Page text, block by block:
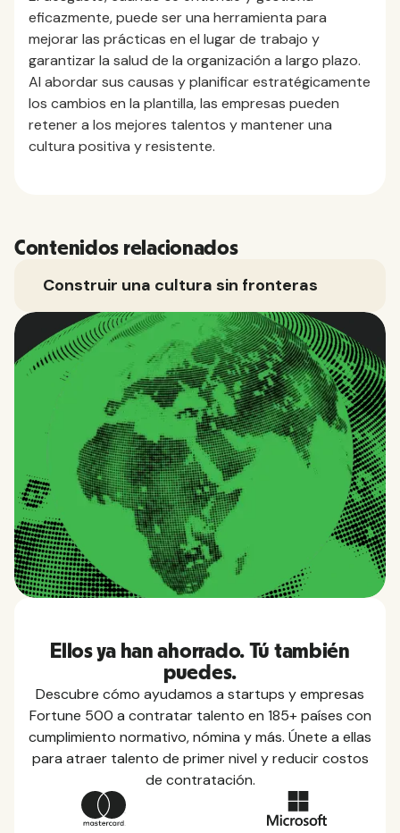
eficazmente, puede ser una herramienta para
mejorar las prácticas en el lugar de trabajo y
garantizar la salud de la organización a largo plazo.
Al abordar sus causas y planificar estratégicamente
los cambios en la plantilla, las empresas pueden
retener a los mejores talentos y mantener una
cultura positiva y resistente.
Contenidos relacionados
Construir una cultura sin fronteras
Guías de países
Conozca todo lo que necesita saber sobre
impuestos locales, permisos, prestaciones
sanitarias y mucho más en cada uno de los países
Ellos ya han ahorrado. Tú también
puedes.
Descubre cómo ayudamos a startups y empresas
Fortune 500 a contratar talento en 185+ países con
cumplimiento normativo, nómina y más. Únete a ellas
para atraer talento de primer nivel y reducir costos
de contratación.